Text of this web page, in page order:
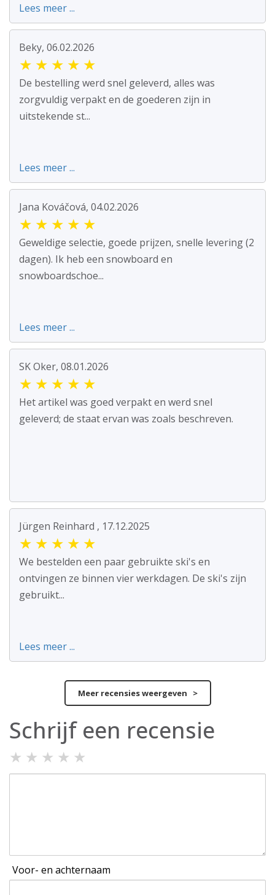
Lees meer ...
Beky, 06.02.2026
★ ★ ★ ★ ★
De bestelling werd snel geleverd, alles was
zorgvuldig verpakt en de goederen zijn in
uitstekende st...
Lees meer ...
Jana Kováčová, 04.02.2026
★ ★ ★ ★ ★
Geweldige selectie, goede prijzen, snelle levering (2
dagen). Ik heb een snowboard en
snowboardschoe...
Lees meer ...
SK Oker, 08.01.2026
★ ★ ★ ★ ★
Het artikel was goed verpakt en werd snel
geleverd; de staat ervan was zoals beschreven.
Jürgen Reinhard , 17.12.2025
★ ★ ★ ★ ★
We bestelden een paar gebruikte ski's en
ontvingen ze binnen vier werkdagen. De ski's zijn
gebruikt...
Lees meer ...
Meer recensies weergeven >
Schrijf een recensie
★ ★ ★ ★ ★
Voor- en achternaam